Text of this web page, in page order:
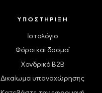
ΥΠΟΣΤΉΡΙΞΗ
Ιστολόγιο
Φόροι και δασμοί
Χονδρικό B2B
Δικαίωμα υπαναχώρησης